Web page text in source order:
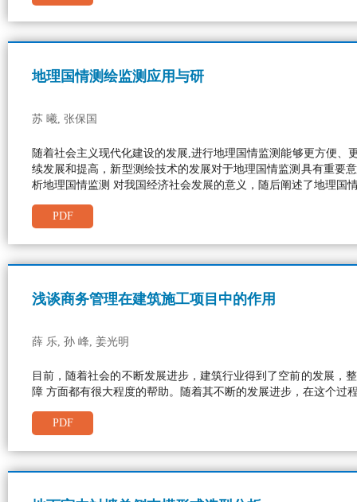
地理国情测绘监测应用与研
苏 曦, 张保国
随着社会主义现代化建设的发展,进行地理国情监测能够更方便
续发展和提高，新型测绘技术的发展对于地理国情监测具有重要
析地理国情监测 对我国经济社会发展的意义，随后阐述了地理国
PDF
浅谈商务管理在建筑施工项目中的作用
薛 乐, 孙 峰, 姜光明
目前，随着社会的不断发展进步，建筑行业得到了空前的发展，
障 方面都有很大程度的帮助。随着其不断的发展进步，在这个
PDF